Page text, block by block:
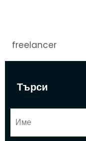
Търси
freelancer